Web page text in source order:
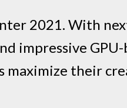
2021. With
impressive
maximize their